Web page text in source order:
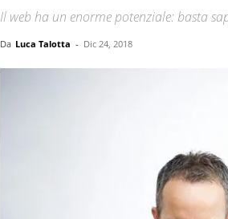
Il web ha un enorme potenziale: basta
Da Luca Talotta - Dic 24, 2018